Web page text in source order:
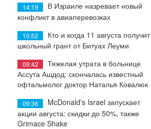
14:19
В Израиле назревает новый
конфликт в авиаперевозках
10:52
Кто и когда 11 августа получит
школьный грант от Битуах Леуми
09:42
Тяжелая утрата в больнице
Ассута Ашдод: скончалась известный
офтальмолог доктор Наталья Ковалюк
09:36
McDonald's Israel запускает
акции августа: скидки до 50%, также
Grimace Shake